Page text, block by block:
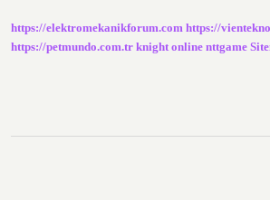
https://elektromekanikforum.com https://
https://petmundo.com.tr knight online nttgame